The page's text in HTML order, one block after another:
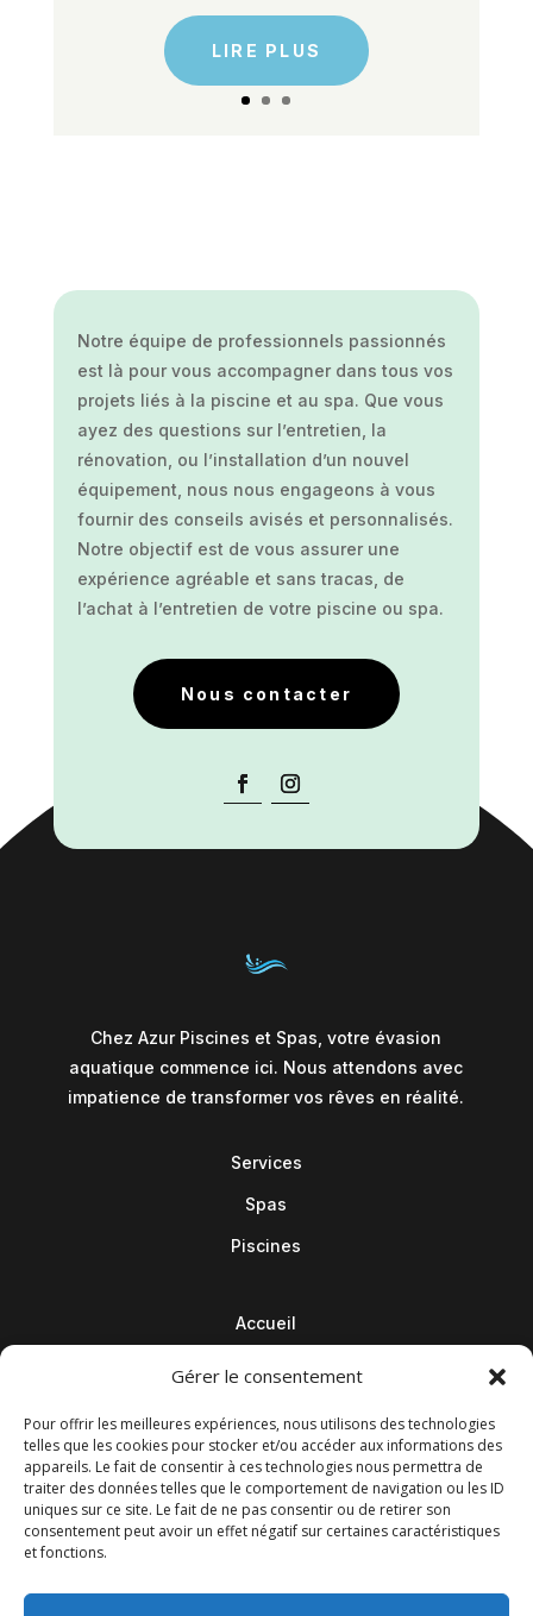
Gérer le consentement
Pour offrir les meilleures expériences, nous utilisons des technologies
telles que les cookies pour stocker et/ou accéder aux informations des
appareils. Le fait de consentir à ces technologies nous permettra de
traiter des données telles que le comportement de navigation ou les ID
uniques sur ce site. Le fait de ne pas consentir ou de retirer son
consentement peut avoir un effet négatif sur certaines caractéristiques
et fonctions.
LIRE PLUS
Notre équipe de professionnels passionnés
est là pour vous accompagner dans tous vos
projets liés à la piscine et au spa. Que vous
ayez des questions sur l’entretien, la
rénovation, ou l’installation d’un nouvel
équipement, nous nous engageons à vous
fournir des conseils avisés et personnalisés.
Notre objectif est de vous assurer une
expérience agréable et sans tracas, de
l’achat à l’entretien de votre piscine ou spa.
Nous contacter
Chez Azur Piscines et Spas, votre évasion
aquatique commence ici. Nous attendons avec
impatience de transformer vos rêves en réalité.
Services
Spas
Piscines
Accueil